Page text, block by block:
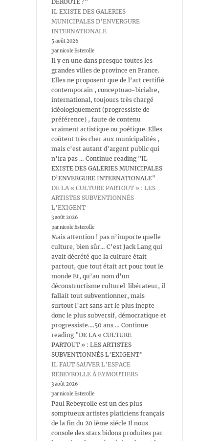
DÉROUTE ?"
IL EXISTE DES GALERIES
MUNICIPALES D’ENVERGURE
INTERNATIONALE
5 août 2026
par nicole Esterolle
Il y en une dans presque toutes les
grandes villes de province en France.
Elles ne proposent que de l’art certifié
contemporain , conceptuao-bicialre,
international, toujours très chargé
idéologiquement (progressiste de
préférence) , faute de contenu
vraiment artistique ou poétique. Elles
coûtent très cher aux municipalités ,
mais c’est autant d’argent public qui
n’ira pas … Continue reading "IL
EXISTE DES GALERIES MUNICIPALES
D’ENVERGURE INTERNATIONALE"
DE LA « CULTURE PARTOUT » : LES
ARTISTES SUBVENTIONNÉS
L’EXIGENT
3 août 2026
par nicole Esterolle
Mais attention ! pas n’importe quelle
culture, bien sûr… C’est Jack Lang qui
avait décrété que la culture était
partout, que tout était art pour tout le
monde Et, qu’au nom d’un
déconstructisme culturel libérateur, il
fallait tout subventionner, mais
surtout l’art sans art le plus inepte
donc le plus subversif, démocratique et
progressiste….50 ans … Continue
reading "DE LA « CULTURE
PARTOUT » : LES ARTISTES
SUBVENTIONNÉS L’EXIGENT"
IL FAUT SAUVER L’ESPACE
REBEYROLLE À EYMOUTIERS
3 août 2026
par nicole Esterolle
Paul Rebeyrolle est un des plus
somptueux artistes platiciens français
de la fin du 20 ième siécle Il nous
console des stars bidons produites par